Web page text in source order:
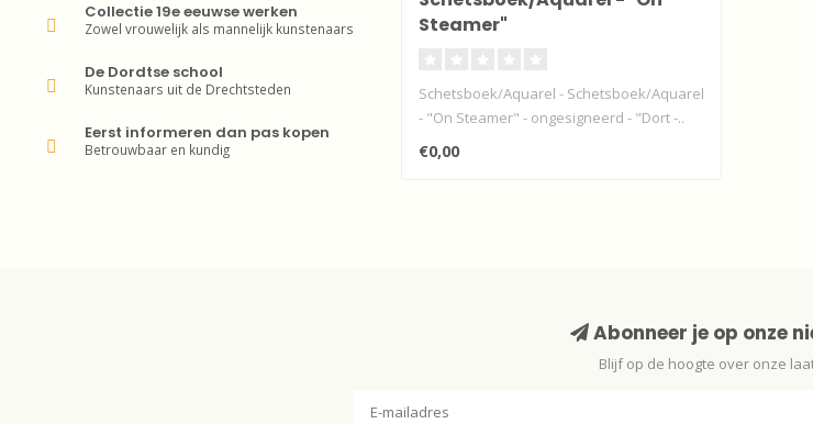
Collectie 19e eeuwse werken
Zowel vrouwelijk als mannelijk kunstenaars
De Dordtse school
Kunstenaars uit de Drechtsteden
Eerst informeren dan pas kopen
Betrouwbaar en kundig
Steamer"
Schetsboek/Aquarel - Schetsboek/Aquarel
- "On Steamer" - ongesigneerd - "Dort -..
€0,00
Abonneer je op onze
Blijf op de hoogte over onze